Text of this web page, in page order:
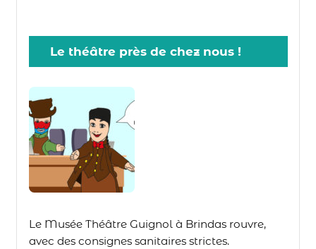
Le théâtre près de chez nous !
Le Musée Théâtre Guignol à Brindas rouvre,
avec des consignes sanitaires strictes.